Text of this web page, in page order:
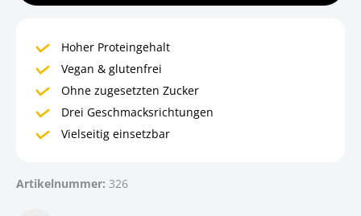
Hoher Proteingehalt
Vegan & glutenfrei
Ohne zugesetzten Zucker
Drei Geschmacksrichtungen
Vielseitig einsetzbar
Artikelnummer: 326